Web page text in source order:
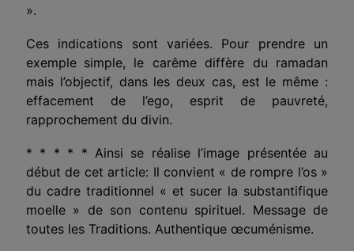
».
Ces indications sont variées. Pour prendre un
exemple simple, le carême diffère du ramadan
mais l’objectif, dans les deux cas, est le même :
effacement de l’ego, esprit de pauvreté,
rapprochement du divin.
* * * * * Ainsi se réalise l’image présentée au
début de cet article: Il convient « de rompre l’os »
du cadre traditionnel « et sucer la substantifique
moelle » de son contenu spirituel. Message de
toutes les Traditions. Authentique œcuménisme.